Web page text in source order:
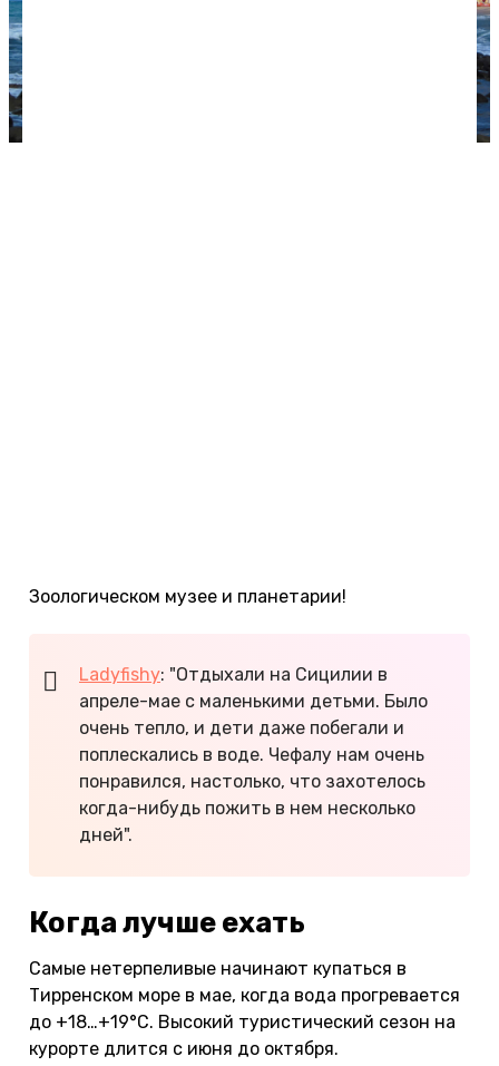
Зоологическом музее и планетарии!
Ladyfishy: "Отдыхали на Сицилии в
апреле-мае с маленькими детьми. Было
очень тепло, и дети даже побегали и
поплескались в воде. Чефалу нам очень
понравился, настолько, что захотелось
когда-нибудь пожить в нем несколько
дней".
Когда лучше ехать
Самые нетерпеливые начинают купаться в
Тирренском море в мае, когда вода прогревается
до +18…+19°С. Высокий туристический сезон на
курорте длится с июня до октября.